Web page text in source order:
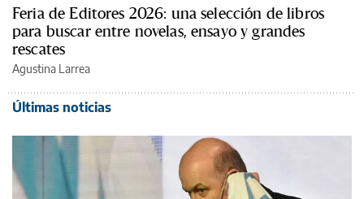
Feria de Editores 2026: una selección de libros
para buscar entre novelas, ensayo y grandes
rescates
Agustina Larrea
Últimas noticias